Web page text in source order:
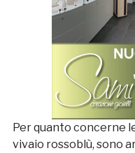
Per quanto concerne
vivaio rossoblù, sono